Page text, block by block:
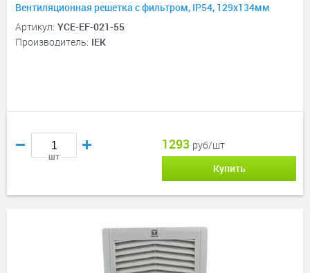
Вентиляционная решетка с фильтром, IP54, 129х134мм
Артикул: YCE-EF-021-55
Производитель: IEK
шт
1293 руб/шт
Купить